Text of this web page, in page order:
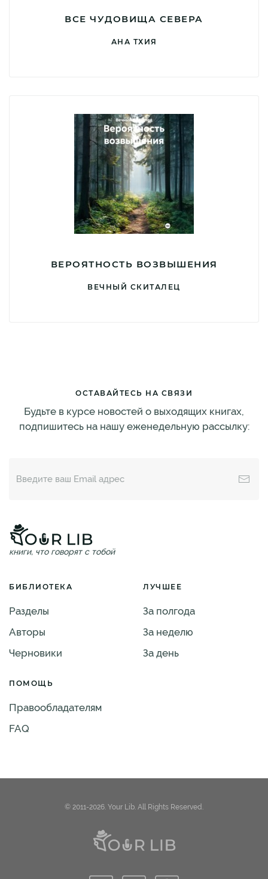
ВСЕ ЧУДОВИЩА СЕВЕРА
АНА ТХИЯ
ВЕРОЯТНОСТЬ ВОЗВЫШЕНИЯ
ВЕЧНЫЙ СКИТАЛЕЦ
ОСТАВАЙТЕСЬ НА СВЯЗИ
Будьте в курсе новостей о выходящих книгах,
подпишитесь на нашу еженедельную рассылку:
книги, что говорят с тобой
БИБЛИОТЕКА
Разделы
Авторы
Черновики
ЛУЧШЕЕ
За полгода
За неделю
За день
ПОМОЩЬ
Правообладателям
FAQ
© 2011-2026. Your Lib. All Rights Reserved.